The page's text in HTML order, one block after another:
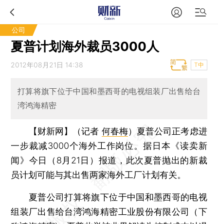
公司
夏普计划海外裁员3000人
2012年08月21日 14:38 T中
打算将旗下位于中国和墨西哥的电视组装厂出售给台
湾鸿海精密
【财新网】（记者 何春梅） 夏普公司正考虑进
一步裁减3000个海外工作岗位。据日本《读卖新
闻》今日（8月21日）报道，此次夏普抛出的新裁
员计划可能与其出售两家海外工厂计划有关。
夏普公司打算将旗下位于中国和墨西哥的电视
组装厂出售给台湾鸿海精密工业股份有限公司（下